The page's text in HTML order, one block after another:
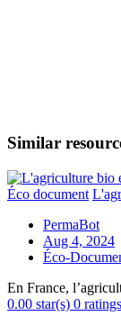
Similar
Éco document
PermaBot
Aug 4, 2024
Éco-
En France,
0.00 star(s) 0 ratings